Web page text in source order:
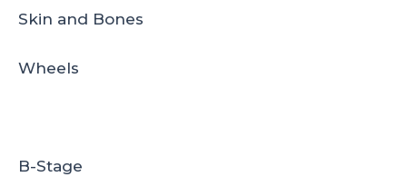
Skin and Bones
Wheels
B-Stage